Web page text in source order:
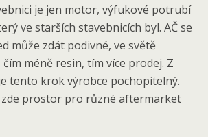
je jen motor, výfukové potrubí
ve starších stavebnicích byl. AČ se
může zdát podivné, ve světě
méně resin, tím více prodej. Z
tento krok výrobce pochopitelný.
zde prostor pro různé aftermarket